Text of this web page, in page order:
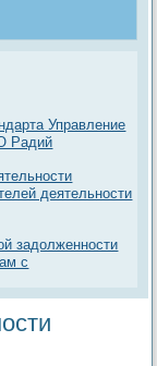
Управление
Радий
деятельности
задолженности
с